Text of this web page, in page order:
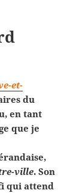
et-
du
en tant
que je
ville. Son
qui attend